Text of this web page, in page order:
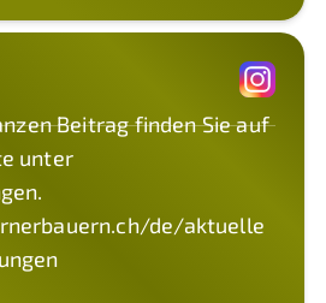
Beitrag finden Sie auf
unter
de/aktuelle